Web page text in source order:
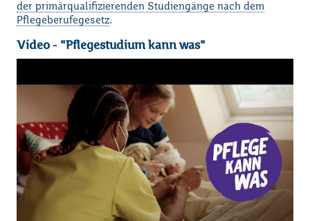
der primärqualifizierenden Studiengänge nach dem
Pflegeberufegesetz.
Video - "Pflegestudium kann was"